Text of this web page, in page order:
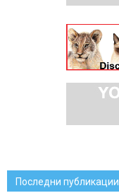
Последни публикации